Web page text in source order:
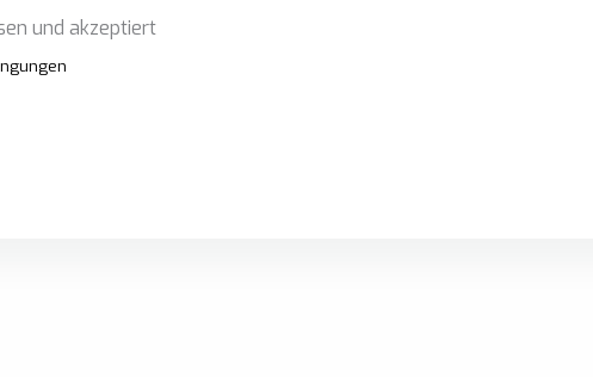
und akzeptiert